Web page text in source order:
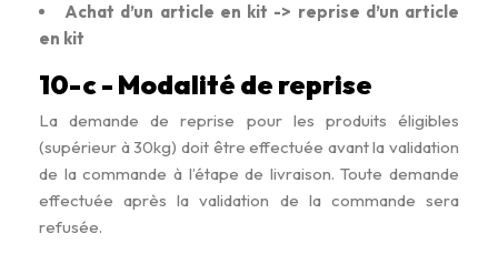
Achat d’un article en kit -> reprise d’un article
en kit
10-c - Modalité de reprise
La demande de reprise pour les produits éligibles
(supérieur à 30kg) doit être effectuée avant la validation
de la commande à l’étape de livraison. Toute demande
effectuée après la validation de la commande sera
refusée.